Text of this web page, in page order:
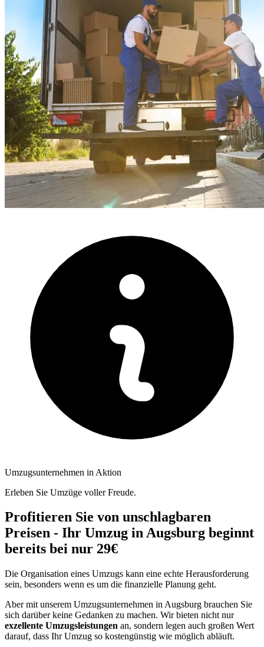
Umzugsunternehmen in Aktion
Erleben Sie Umzüge voller Freude.
Profitieren Sie von unschlagbaren
Preisen - Ihr Umzug in Augsburg beginnt
bereits bei nur 29€
Die Organisation eines Umzugs kann eine echte Herausforderung
sein, besonders wenn es um die finanzielle Planung geht.
Aber mit unserem Umzugsunternehmen in Augsburg brauchen Sie
sich darüber keine Gedanken zu machen. Wir bieten nicht nur
exzellente Umzugsleistungen an, sondern legen auch großen Wert
darauf, dass Ihr Umzug so kostengünstig wie möglich abläuft.